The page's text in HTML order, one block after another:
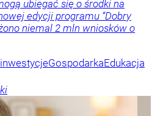
ubiegać się o środki na
edycji programu “Dobry
niemal 2 mln wniosków o
GospodarkaEdukacja